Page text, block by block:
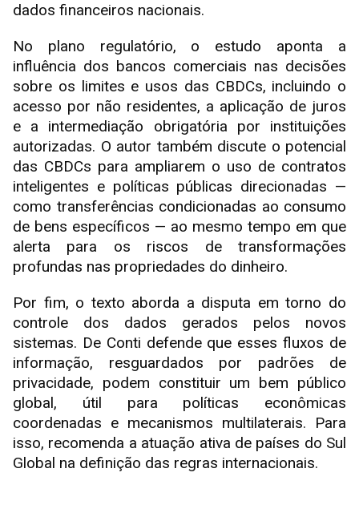
dados financeiros nacionais.
No plano regulatório, o estudo aponta a
influência dos bancos comerciais nas decisões
sobre os limites e usos das CBDCs, incluindo o
acesso por não residentes, a aplicação de juros
e a intermediação obrigatória por instituições
autorizadas. O autor também discute o potencial
das CBDCs para ampliarem o uso de contratos
inteligentes e políticas públicas direcionadas —
como transferências condicionadas ao consumo
de bens específicos — ao mesmo tempo em que
alerta para os riscos de transformações
profundas nas propriedades do dinheiro.
Por fim, o texto aborda a disputa em torno do
controle dos dados gerados pelos novos
sistemas. De Conti defende que esses fluxos de
informação, resguardados por padrões de
privacidade, podem constituir um bem público
global, útil para políticas econômicas
coordenadas e mecanismos multilaterais. Para
isso, recomenda a atuação ativa de países do Sul
Global na definição das regras internacionais.